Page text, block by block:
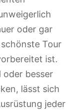
oder gar
Tour
ist.
oder besser
lässt sich
jeder